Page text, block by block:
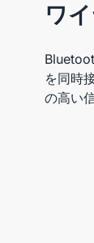
ワ
を同時
の高い